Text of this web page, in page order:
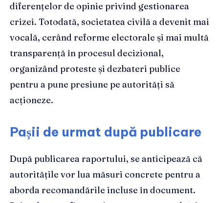
diferențelor de opinie privind gestionarea
crizei. Totodată, societatea civilă a devenit mai
vocală, cerând reforme electorale și mai multă
transparență în procesul decizional,
organizând proteste și dezbateri publice
pentru a pune presiune pe autorități să
acționeze.
Pașii de urmat după publicare
După publicarea raportului, se anticipează că
autoritățile vor lua măsuri concrete pentru a
aborda recomandările incluse în document.